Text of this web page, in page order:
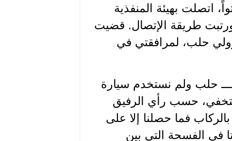
بهيئة المنفذية
طريقة الإتصال. قضيت
حلب، لمرافقتي في
حلب ولم نستخدم سيارة
حسب رأي الرفيق
فما حصلنا إلا على
في الفسحة التي بين